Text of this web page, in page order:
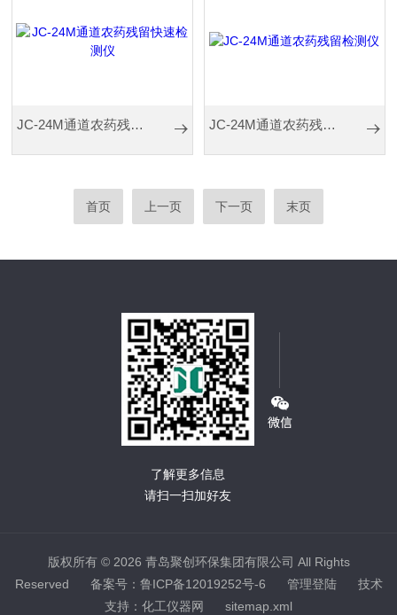
JC-24M通道农药残留快速检测仪 JC-24M通道农药残留检测仪
首页 上一页 下一页 末页
了解更多信息
请扫一扫加好友
版权所有 © 2026 青岛聚创环保集团有限公司 All Rights
Reserved 备案号：鲁ICP备12019252号-6 管理登陆技术
支持： 化工仪器网 sitemap.xml